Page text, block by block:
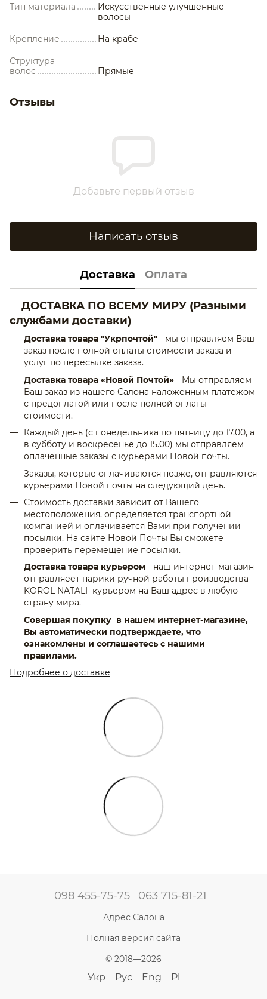
Тип материала
Искусственные улучшенные
волосы
Крепление На крабе
Структура
волос
Прямые
Отзывы
Добавьте первый отзыв
Написать отзыв
Доставка Оплата
ДОСТАВКА ПО ВСЕМУ МИРУ (Разными
службами доставки)
Доставка товара "Укрпочтой" - мы отправляем Ваш
заказ после полной оплаты стоимости заказа и
услуг по пересылке заказа.
Доставка товара «Новой Почтой» - Мы отправляем
Ваш заказ из нашего Салона наложенным платежом
с предоплатой или после полной оплаты
стоимости.
Каждый день (с понедельника по пятницу до 17.00, а
в субботу и воскресенье до 15.00) мы отправляем
оплаченные заказы с курьерами Новой почты.
Заказы, которые оплачиваются позже, отправляются
курьерами Новой почты на следующий день.
Стоимость доставки зависит от Вашего
местоположения, определяется транспортной
компанией и оплачивается Вами при получении
посылки. На сайте Новой Почты Вы сможете
проверить перемещение посылки.
Доставка товара курьером - наш интернет-магазин
отправляеет парики ручной работы производства
KOROL NATALI курьером на Ваш адрес в любую
страну мира.
Совершая покупку в нашем интернет-магазине,
Вы автоматически подтверждаете, что
ознакомлены и соглашаетесь с нашими
правилами.
Подробнее о доставке
098 455-75-75 063 715-81-21
Адрес Салона
Полная версия сайта
© 2018—2026
Укр Рус Eng Pl